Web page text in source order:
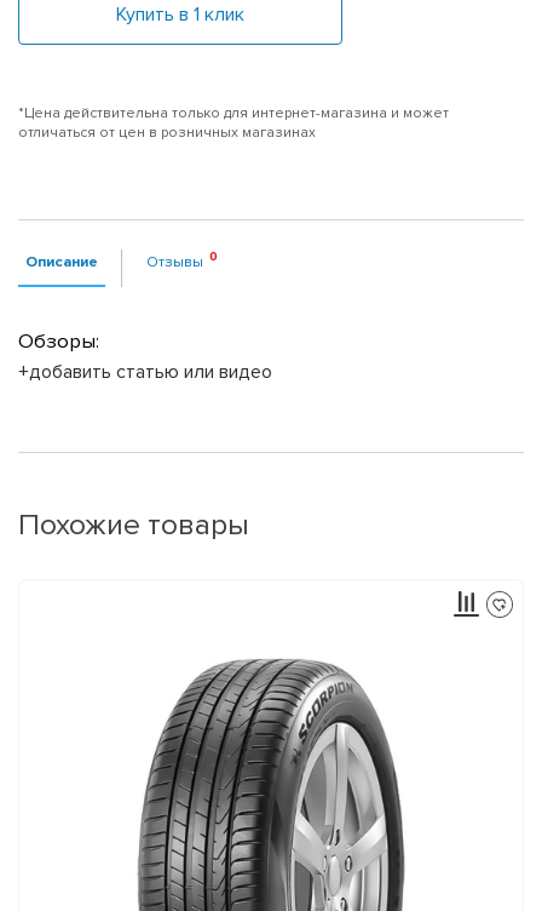
Купить в 1 клик
*Цена действительна только для интернет-магазина и может
отличаться от цен в розничных магазинах
Описание Отзывы
Обзоры:
+добавить статью или видео
Похожие товары